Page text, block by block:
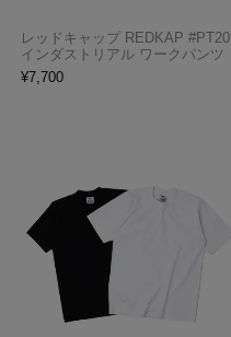
レッドキャップ REDKAP #PT20
インダストリアル ワークパンツ
¥7,700